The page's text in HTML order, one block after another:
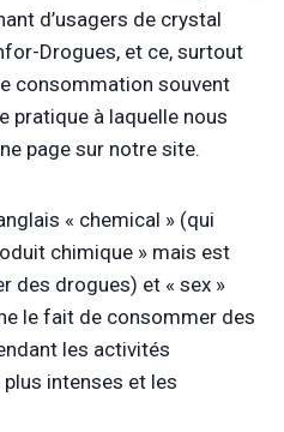
d’usagers de crystal
Drogues, et ce, surtout
consommation souvent
pratique à laquelle nous
page sur notre site.
« chemical » (qui
chimique » mais est
des drogues) et « sex »
le fait de consommer des
les activités
intenses et les